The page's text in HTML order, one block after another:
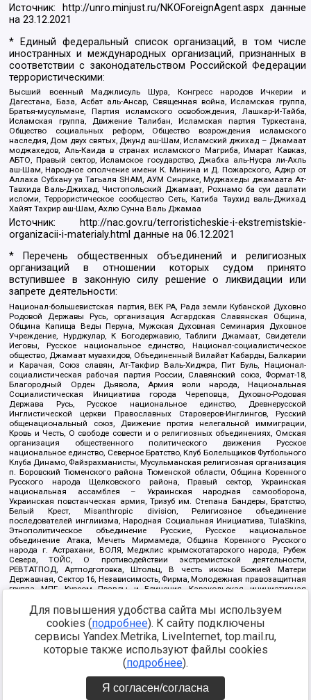
Источник: http://unro.minjust.ru/NKOForeignAgent.aspxданные
на23.12.2021
* Единый федеральный список организаций, в том числе
иностранных и международных организаций, признанных в
соответствии с законодательством Российской Федерации
террористическими:
Высший военный Маджлисуль Шура, Конгресс народов Ичкерии и
Дагестана, База, Асбат аль-Ансар, Священная война, Исламская группа,
Братья-мусульмане, Партия исламского освобождения, Лашкар-И-Тайба,
Исламская группа, Движение Талибан, Исламская партия Туркестана,
Общество социальных реформ, Общество возрождения исламского
наследия, Дом двух святых, Джунд аш-Шам, Исламский джихад – Джамаат
моджахедов, Аль-Каида в странах исламского Магриба, Имарат Кавказ,
АБТО, Правый сектор, Исламское государство, Джабха аль-Нусра ли-Ахль
аш-Шам, Народное ополчение имени К. Минина и Д. Пожарского, Аджр от
Аллаха Субхану уа Тагьаля SHAM, АУМ Синрике, Муджахеды джамаата Ат-
Тавхида Валь-Джихад, Чистопольский Джамаат, Рохнамо ба суи давлати
исломи, Террористическое сообщество Сеть, Катиба Таухид валь-Джихад,
Хайят Тахрир аш-Шам, Ахлю Сунна Валь Джамаа
Источник:
http://nac.gov.ru/terroristicheskie-i-ekstremistskie-
organizacii-i-materialy.html данные на06.12.2021
* Перечень общественных объединений и религиозных
организаций в отношении которых судом принято
вступившее в законную силу решение о ликвидации или
запрете деятельности:
Национал-большевистская партия, ВЕК РА, Рада земли Кубанской Духовно
Родовой Державы Русь, организация Асгардская Славянская Община,
Община Капища Веды Перуна, Мужская Духовная Семинария Духовное
Учреждение, Нурджулар, К Богодержавию, Таблиги Джамаат, Свидетели
Иеговы, Русское национальное единство, Национал-социалистическое
общество, Джамаат мувахидов, Объединенный Вилайат Кабарды, Балкарии
и Карачая, Союз славян, Ат-Такфир Валь-Хиджра, Пит Буль, Национал-
социалистическая рабочая партия России, Славянский союз, Формат-18,
Благородный Орден Дьявола, Армия воли народа, Национальная
Социалистическая Инициатива города Череповца, Духовно-Родовая
Держава Русь, Русское национальное единство, Древнерусской
Инглистической церкви Православных Староверов-Инглингов, Русский
общенациональный союз, Движение против нелегальной иммиграции,
Кровь и Честь, О свободе совести и о религиозных объединениях, Омская
организация общественного политического движения Русское
национальное единство, Северное Братство, Клуб Болельщиков Футбольного
Клуба Динамо, Файзрахманисты, Мусульманская религиозная организация
п. Боровский Тюменского района Тюменской области, Община Коренного
Русского народа Щелковского района, Правый сектор, Украинская
национальная ассамблея – Украинская народная самооборона,
Украинская повстанческая армия, Тризуб им. Степана Бандеры, Братство,
Белый Крест, Misanthropic division, Религиозное объединение
последователей инглиизма, Народная Социальная Инициатива, TulaSkins,
Этнополитическое объединение Русские, Русское национальное
объединение Атака, Мечеть Мирмамеда, Община Коренного Русского
народа г. Астрахани, ВОЛЯ, Меджлис крымскотатарского народа, Рубеж
Севера, ТОЙС, О противодействии экстремистской деятельности,
РЕВТАТПОД, Артподготовка, Штольц, В честь иконы Божией Матери
Державная, Сектор 16, Независимость, Фирма, Молодежная правозащитная
группа МПГ, Курсом Правды и Единения, Каракольская инициативная
Благотворительный пансионат Ак Умут, Русская республика Русь,
Арестантское уголовное единство, Башкорт, Нация и свобода, W.H.С., Фалунь
Дафа, Иртыш Ultras, Русский Патриотический клуб-Новокузнецк/РПК,
Сибирский державный союз, Фонд борьбы с коррупцией, Фонд защиты прав
граждан, Штабы Навального, Совет граждан СССР Прикубанского округа г.
Краснодара
https://minjust.gov.ru/ru/documents/7822/
Для повышения удобства сайта мы используем
cookies (подробнее). К сайту подключены
сервисы Yandex.Metrika, LiveInternet, top.mail.ru,
которые также используют файлы cookies
(подробнее).
Я согласен/согласна